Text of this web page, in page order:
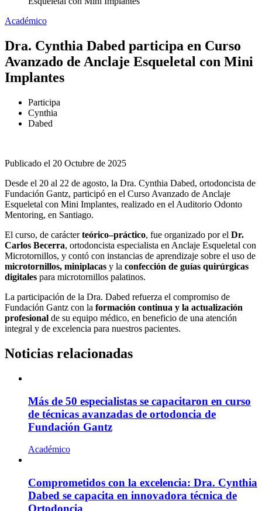
Académico
Dra. Cynthia Dabed participa en Curso
Avanzado de Anclaje Esqueletal con Mini
Implantes
Participa
Cynthia
Dabed
Publicado el 20 Octubre de 2025
Desde el 20 al 22 de agosto, la Dra. Cynthia Dabed, ortodoncista de
Fundación Gantz, participó en el Curso Avanzado de Anclaje
Esqueletal con Mini Implantes, realizado en el Auditorio Odonto
Mentoring, en Santiago.
El curso, de carácterteórico–práctico, fue organizado por el Dr.
Carlos Becerra, ortodoncista especialista en Anclaje Esqueletal con
Microtornillos, y contó con instancias de aprendizaje sobre el uso de
microtornillos, miniplacas y la confección de guías quirúrgicas
digitales para microtornillos palatinos.
La participación de la Dra. Dabed refuerza el compromiso de
Fundación Gantz con la formación continua y la actualización
profesional de su equipo médico, en beneficio de una atención
integral y de excelencia para nuestros pacientes.
Noticias relacionadas
Más de 50 especialistas se capacitaron en curso
de técnicas avanzadas de ortodoncia de
Fundación Gantz
Académico
Comprometidos con la excelencia: Dra. Cynthia
Dabed se capacita en innovadora técnica de
Ortodoncia